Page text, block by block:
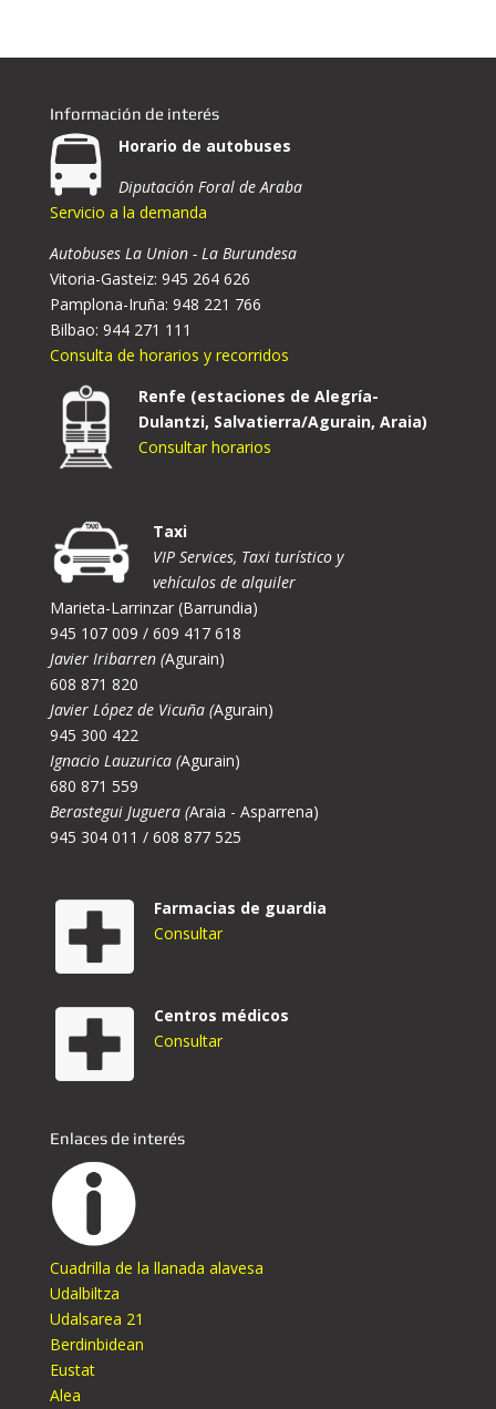
Información de interés
Horario de autobuses
Diputación Foral de Araba
Servicio a la demanda
Autobuses La Union - La Burundesa
Vitoria-Gasteiz: 945 264 626
Pamplona-Iruña: 948 221 766
Bilbao: 944 271 111
Consulta de horarios y recorridos
Renfe (estaciones de Alegría-
Dulantzi, Salvatierra/Agurain, Araia)
Consultar horarios
Taxi
VIP Services, Taxi turístico y
vehículos de alquiler
Marieta-Larrinzar (Barrundia)
945 107 009 / 609 417 618
Javier Iribarren (Agurain)
608 871 820
Javier López de Vicuña (Agurain)
945 300 422
Ignacio Lauzurica (Agurain)
680 871 559
Berastegui Juguera (Araia - Asparrena)
945 304 011 / 608 877 525
Farmacias de guardia
Consultar
Centros médicos
Consultar
Enlaces de interés
Cuadrilla de la llanada alavesa
Udalbiltza
Udalsarea 21
Berdinbidean
Eustat
Alea